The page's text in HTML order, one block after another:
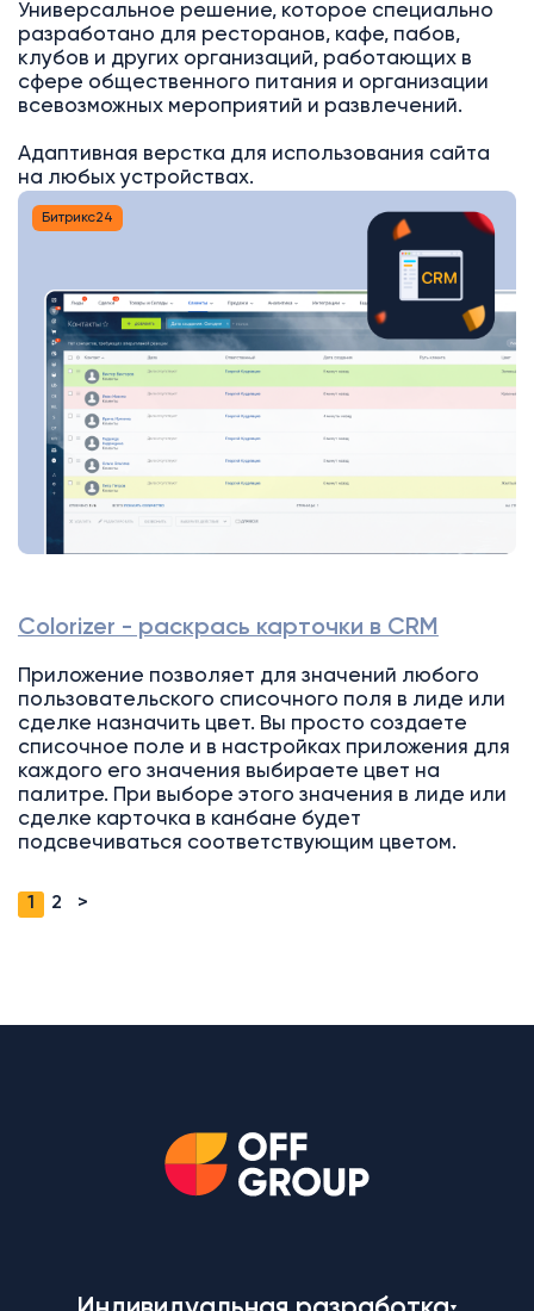
Универсальное решение, которое специально
разработано для ресторанов, кафе, пабов,
клубов и других организаций, работающих в
сфере общественного питания и организации
всевозможных мероприятий и развлечений.
Адаптивная верстка для использования сайта
на любых устройствах.
Битрикс24
Colorizer - раскрась карточки в CRM
Приложение позволяет для значений любого
пользовательского списочного поля в лиде или
сделке назначить цвет. Вы просто создаете
списочное поле и в настройках приложения для
каждого его значения выбираете цвет на
палитре. При выборе этого значения в лиде или
сделке карточка в канбане будет
подсвечиваться соответствующим цветом.
1 2 >